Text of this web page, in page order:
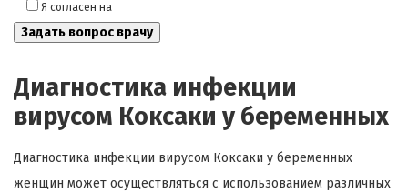
Я согласен на
Диагностика инфекции
вирусом Коксаки у беременных
Диагностика инфекции вирусом Коксаки у беременных
женщин может осуществляться с использованием различных